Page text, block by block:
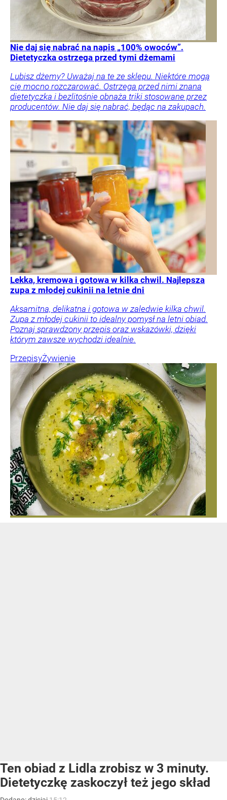
Nie daj się nabrać na napis „100% owoców”.
Dietetyczka ostrzega przed tymi dżemami
Lubisz dżemy? Uważaj na te ze sklepu. Niektóre mogą
cię mocno rozczarować. Ostrzega przed nimi znana
dietetyczka i bezlitośnie obnaża triki stosowane przez
producentów. Nie daj się nabrać, będąc na zakupach.
Lekka, kremowa i gotowa w kilka chwil. Najlepsza
zupa z młodej cukinii na letnie dni
Aksamitna, delikatna i gotowa w zaledwie kilka chwil.
Zupa z młodej cukinii to idealny pomysł na letni obiad.
Poznaj sprawdzony przepis oraz wskazówki, dzięki
którym zawsze wychodzi idealnie.
PrzepisyŻywienie
Ten obiad z Lidla zrobisz w 3 minuty.
Dietetyczkę zaskoczył też jego skład